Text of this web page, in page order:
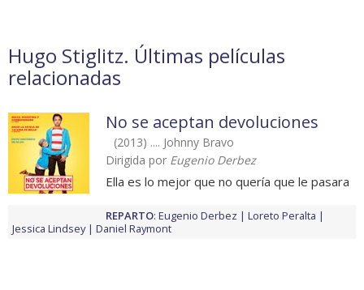
Hugo Stiglitz. Últimas películas
relacionadas
No se aceptan devoluciones
(2013) .... Johnny Bravo
Dirigida por Eugenio Derbez
Ella es lo mejor que no quería que le pasara
REPARTO: Eugenio Derbez
Loreto Peralta
Jessica Lindsey
Daniel Raymont